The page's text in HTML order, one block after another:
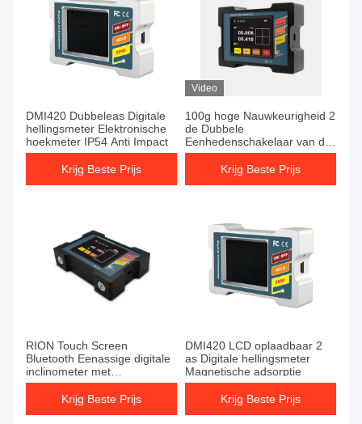
DMI420 Dubbeleas Digitale
hellingsmeter Elektronische
hoekmeter IP54 Anti Impact
Krijg Beste Prijs
Video
100g hoge Nauwkeurigheid 2
de Dubbele
Eenhedenschakelaar van de
As Digitale Hellingmeter
DMI820Krijg Beste Prijs
RION Touch Screen
Bluetooth Eenassige digitale
inclinometer met
magnetische basis
Krijg Beste Prijs
DMI420 LCD oplaadbaar 2
as Digitale hellingsmeter
Magnetische adsorptie
Krijg Beste Prijs